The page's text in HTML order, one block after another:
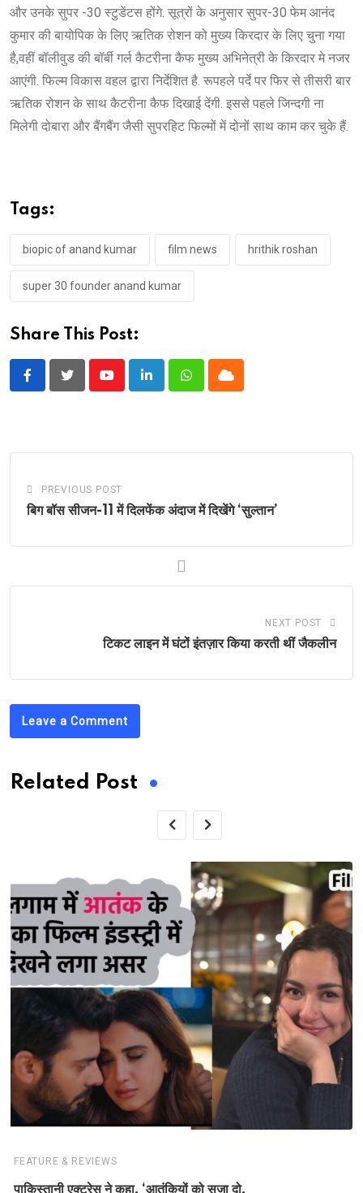
और उनके सुपर -30 स्टुडेंटस होंगे. सूत्रों के अनुसार सुपर-30 फेम आनंद
कुमार की बायोपिक के लिए ऋतिक रोशन को मुख्य किरदार के लिए चुना गया
है,वहीं बॉलीवुड की बॉर्बी गर्ल कैटरीना कैफ मुख्य अभिनेत्री के किरदार मे नजर
आएंगी. फिल्म विकास वहल द्वारा निर्देशित है. रूपहले पर्दे पर फिर से तीसरी बार
ऋतिक रोशन के साथ कैटरीना कैफ दिखाई देंगी. इससे पहले जिन्दगी ना
मिलेगी दोबारा और बैंगबैंग जैसी सुपरहिट फिल्मों में दोनों साथ काम कर चुके हैं.
Tags:
biopic of anand kumar film news hrithik roshan
super 30 founder anand kumar
Share This Post:
YoutubeLinkedInWhatsappCloud
PREVIOUS POST
बिग बॉस सीजन-11 में दिलफेंक अंदाज में दिखेंगे ‘सुल्तान’
NEXT POST
टिकट लाइन में घंटों इंतज़ार किया करती थीं जैकलीन
Leave a Comment
Related Post
FEATURE & REVIEWS
पाकिस्तानी एक्ट्रेस ने कहा, ‘आतंकियों को सज़ा दो,